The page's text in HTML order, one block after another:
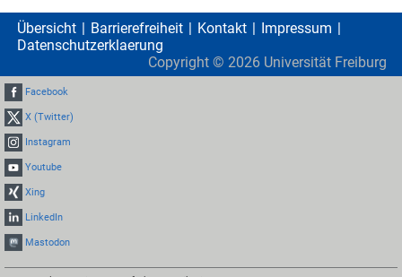
Übersicht Barrierefreiheit Kontakt
Impressum
Datenschutzerklaerung
Copyright © 2026 Universität Freiburg
Facebook
X (Twitter)
Instagram
Youtube
Xing
LinkedIn
Mastodon